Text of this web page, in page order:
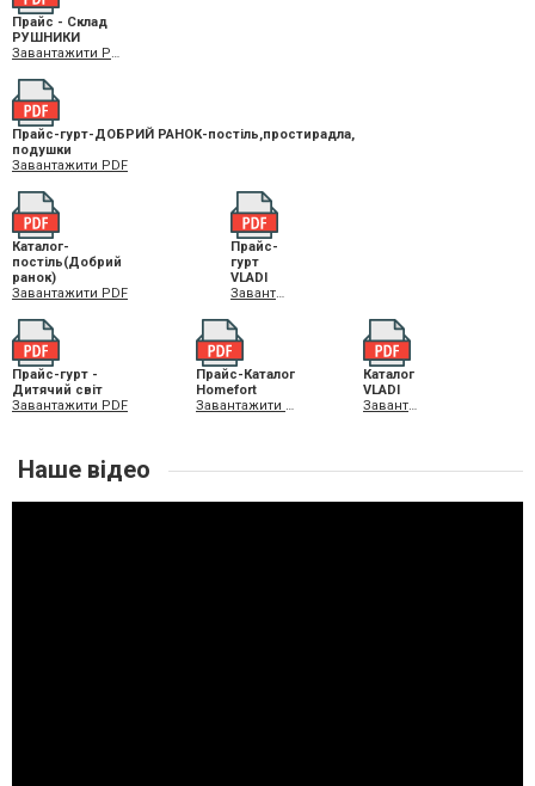
Прайс - Склад
РУШНИКИ
Прайс-гурт-ДОБРИЙ РАНОК-постіль,простирадла,
подушки
Завантажити PDF
Каталог-
постіль(Добрий
ранок)
Завантажити PDF
Прайс-
гурт
VLADI
Прайс-гурт -
Дитячий світ
Завантажити PDF
Прайс-Каталог
Homefort
Каталог
VLADI
Наше відео